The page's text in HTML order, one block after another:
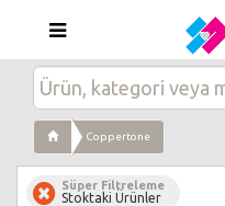
Coppertone
Süper Filtreleme
Stoktaki Ürünler